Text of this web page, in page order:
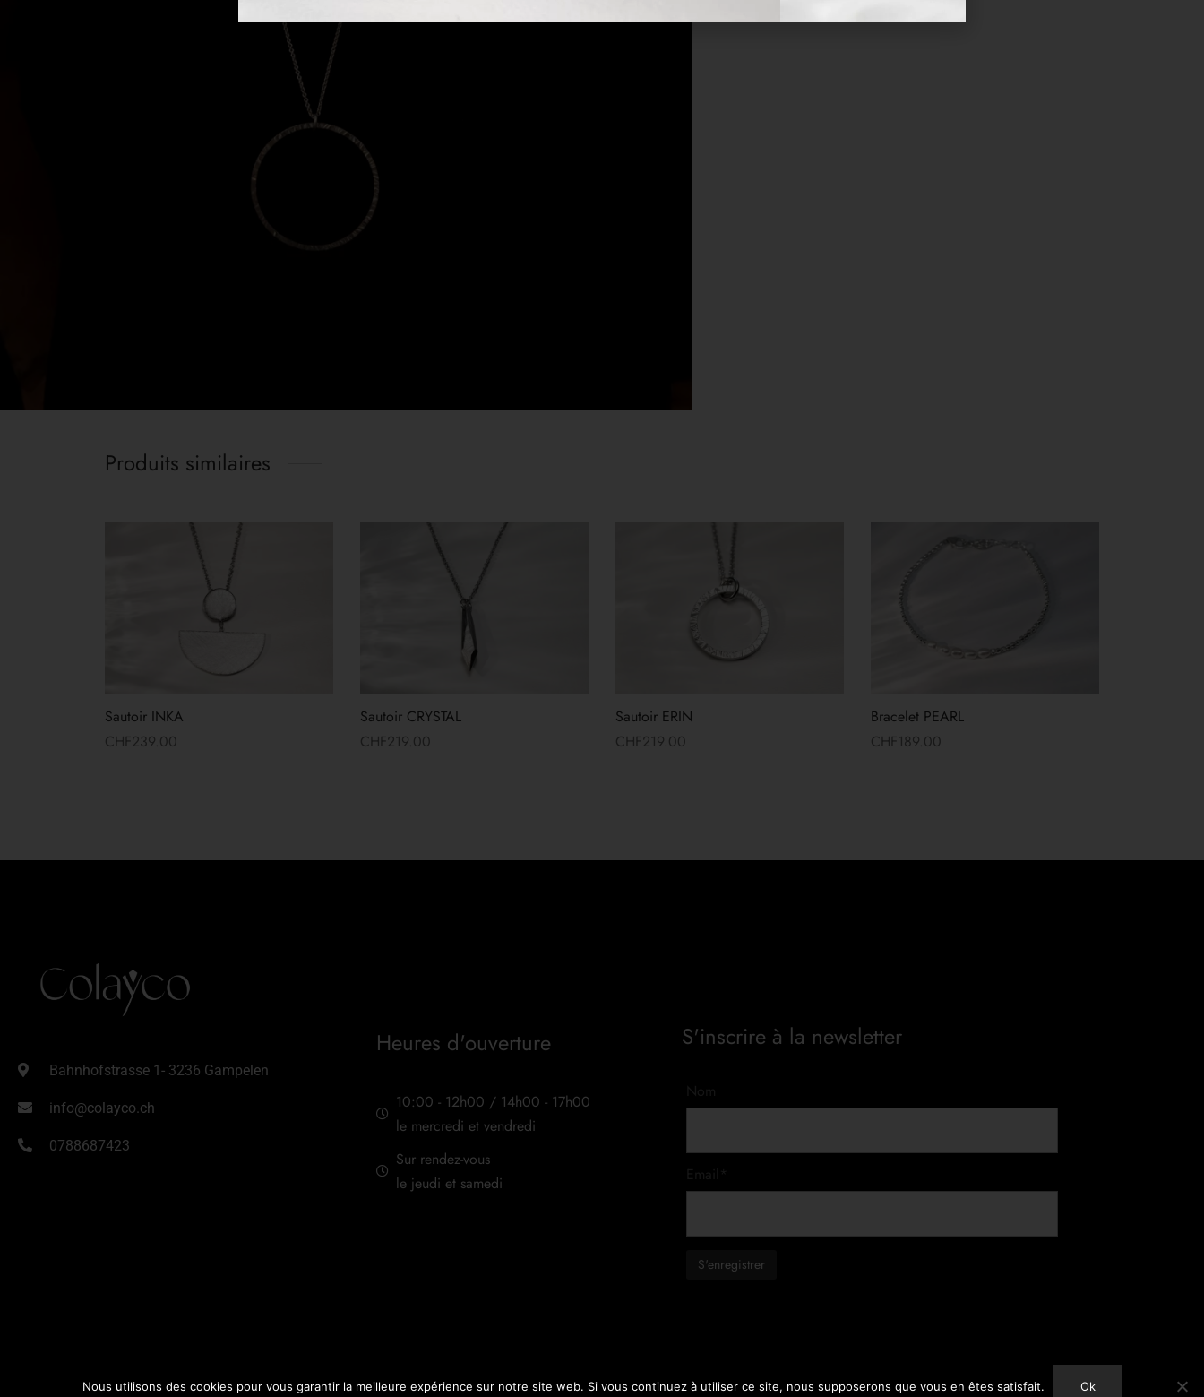
Produits similaires
Sautoir INKA
CHF239.00
Sautoir CRYSTAL
CHF219.00
Sautoir ERIN
CHF219.00
Bracelet PEARL
CHF189.00
Bahnhofstrasse 1- 3236 Gampelen
info@colayco.ch
0788687423
Heures d'ouverture
10:00 - 12h00 / 14h00 - 17h00
le mercredi et vendredi
Sur rendez-vous
le jeudi et samedi
S'inscrire à la newsletter
Colayco Sarl – 3236 Gampelen tous droits réservés Copyright © 2025
Nous utilisons des cookies pour vous garantir la meilleure expérience sur notre site web. Si vous continuez à utiliser ce site, nous supposerons que vous en êtes satisfait. Ok